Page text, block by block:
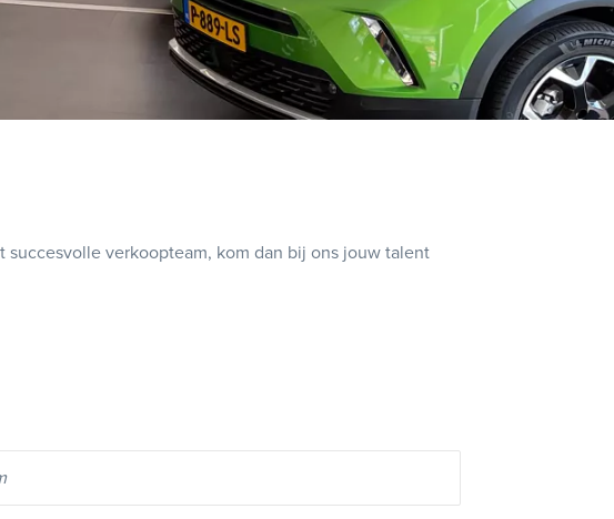
verkoopteam, kom dan bij ons jouw talent